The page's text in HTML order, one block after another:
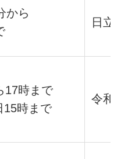
から
日立
17時まで
時まで
令和